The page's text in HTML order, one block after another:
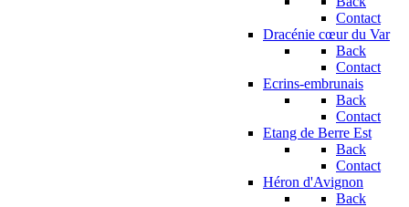
Contact
Dracénie cœur du Var
Back
Contact
Ecrins-embrunais
Back
Contact
Etang de Berre Est
Back
Contact
Héron d'Avignon
Back